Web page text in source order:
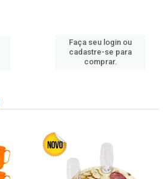
Faça seu login ou
cadastre-se para
comprar.